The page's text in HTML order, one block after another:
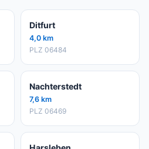
Ditfurt
4,0 km
PLZ 06484
Nachterstedt
7,6 km
PLZ 06469